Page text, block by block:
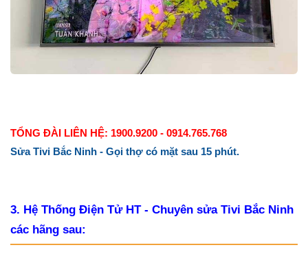
TỔNG ĐÀI LIÊN HỆ: 1900.9200 - 0914.765.768
Sửa Tivi Bắc Ninh - Gọi thợ có mặt sau 15 phút.
3. Hệ Thống Điện Tử HT - Chuyên sửa Tivi Bắc Ninh
các hãng sau: